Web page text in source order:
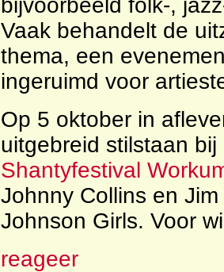
bijvoorbeeld folk-,
Vaak behandelt de
thema, een
ingeruimd voor
Op 5 oktober in
uitgebreid stilstaan
Shantyfestival
Johnny Collins en
Johnson Girls. Voor
reageer